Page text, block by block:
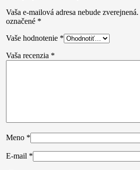
Vaša e-mailová adresa nebude zverejnená.
označené *
Vaše hodnotenie *
Vaša recenzia *
Meno *
E-mail *